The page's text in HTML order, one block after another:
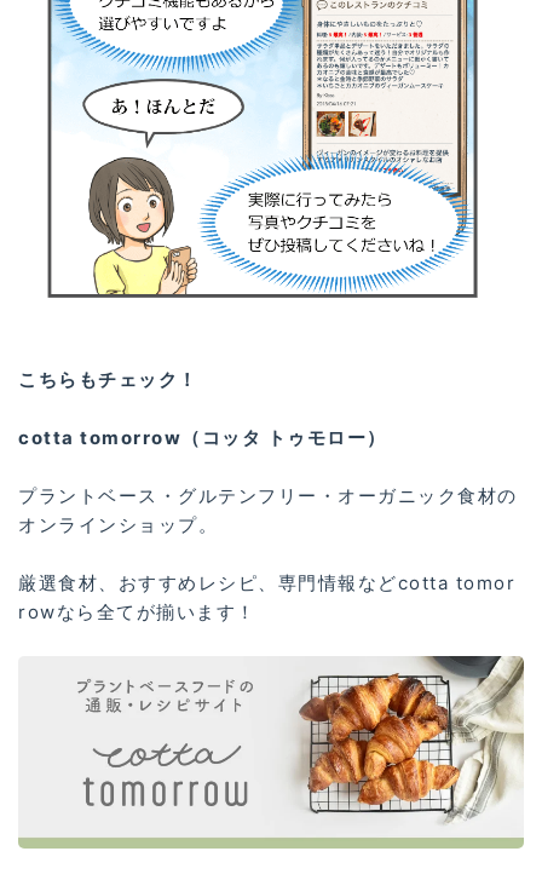
こちらもチェック！
cotta tomorrow（コッタ トゥモロー）
プラントベース・グルテンフリー・オーガニック食材の
オンラインショップ。
厳選食材、おすすめレシピ、専門情報などcotta tomor
rowなら全てが揃います！